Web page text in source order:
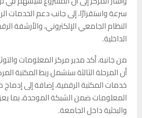
سرعة واستقرارًا، إلى جانب دعم الخدمات
النظام الجامعي الإلكتروني، والأرشفة
الداخلية.
من جانبه، أكد مدير مركز المعلومات
أن المرحلة الثالثة ستشمل ربط المكتبة
خدمات المكتبة الرقمية، إضافة إلى
المعلومات ضمن الشبكة الموحدة، بما يعزز
والبحثية داخل الجامعة.